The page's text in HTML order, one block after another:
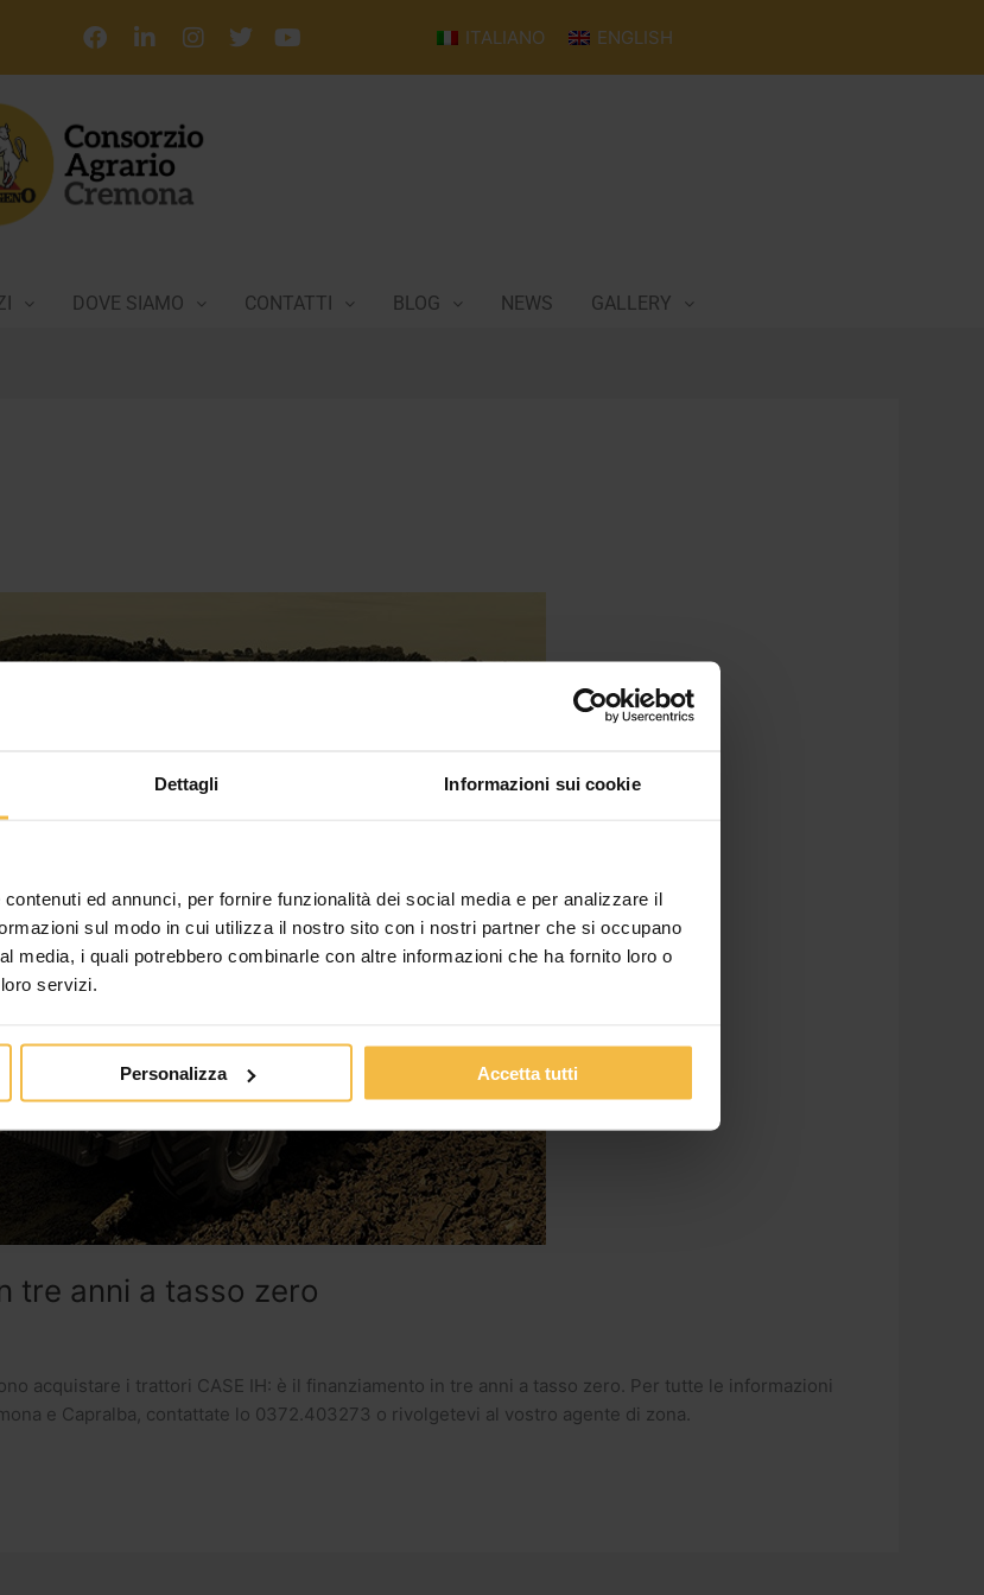
Dettagli Informazioni sui cookie
ed annunci, per fornire funzionalità dei social media e per analizzare il
sul modo in cui utilizza il nostro sito con i nostri partner che si occupano
media, i quali potrebbero combinarle con altre informazioni che ha fornito loro o
servizi.
Personalizza Accetta tutti
ITALIANO ENGLISH
DOVE SIAMO CONTATTI BLOG NEWS GALLERY
tre anni a tasso zero
acquistare i trattori CASE IH: è il finanziamento in tre anni a tasso zero. Per tutte le informazioni
e Capralba, contattate lo 0372.403273 o rivolgetevi al vostro agente di zona.